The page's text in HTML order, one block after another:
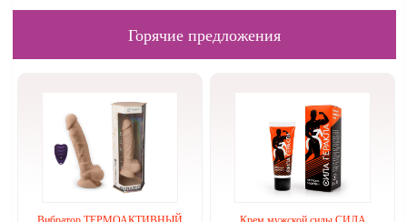
Горячие предложения